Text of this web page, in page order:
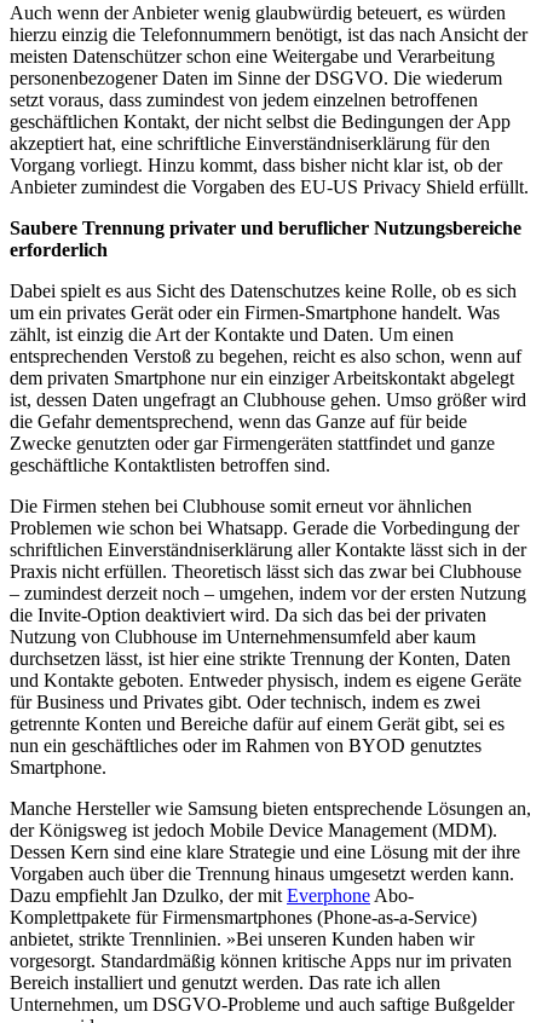
Auch wenn der Anbieter wenig glaubwürdig beteuert, es würden
hierzu einzig die Telefonnummern benötigt, ist das nach Ansicht der
meisten Datenschützer schon eine Weitergabe und Verarbeitung
personenbezogener Daten im Sinne der DSGVO. Die wiederum
setzt voraus, dass zumindest von jedem einzelnen betroffenen
geschäftlichen Kontakt, der nicht selbst die Bedingungen der App
akzeptiert hat, eine schriftliche Einverständniserklärung für den
Vorgang vorliegt. Hinzu kommt, dass bisher nicht klar ist, ob der
Anbieter zumindest die Vorgaben des EU-US Privacy Shield erfüllt.
Saubere Trennung privater und beruflicher Nutzungsbereiche
erforderlich
Dabei spielt es aus Sicht des Datenschutzes keine Rolle, ob es sich
um ein privates Gerät oder ein Firmen-Smartphone handelt. Was
zählt, ist einzig die Art der Kontakte und Daten. Um einen
entsprechenden Verstoß zu begehen, reicht es also schon, wenn auf
dem privaten Smartphone nur ein einziger Arbeitskontakt abgelegt
ist, dessen Daten ungefragt an Clubhouse gehen. Umso größer wird
die Gefahr dementsprechend, wenn das Ganze auf für beide
Zwecke genutzten oder gar Firmengeräten stattfindet und ganze
geschäftliche Kontaktlisten betroffen sind.
Die Firmen stehen bei Clubhouse somit erneut vor ähnlichen
Problemen wie schon bei Whatsapp. Gerade die Vorbedingung der
schriftlichen Einverständniserklärung aller Kontakte lässt sich in der
Praxis nicht erfüllen. Theoretisch lässt sich das zwar bei Clubhouse
– zumindest derzeit noch – umgehen, indem vor der ersten Nutzung
die Invite-Option deaktiviert wird. Da sich das bei der privaten
Nutzung von Clubhouse im Unternehmensumfeld aber kaum
durchsetzen lässt, ist hier eine strikte Trennung der Konten, Daten
und Kontakte geboten. Entweder physisch, indem es eigene Geräte
für Business und Privates gibt. Oder technisch, indem es zwei
getrennte Konten und Bereiche dafür auf einem Gerät gibt, sei es
nun ein geschäftliches oder im Rahmen von BYOD genutztes
Smartphone.
Manche Hersteller wie Samsung bieten entsprechende Lösungen an,
der Königsweg ist jedoch Mobile Device Management (MDM).
Dessen Kern sind eine klare Strategie und eine Lösung mit der ihre
Vorgaben auch über die Trennung hinaus umgesetzt werden kann.
Dazu empfiehlt Jan Dzulko, der mit Everphone Abo-
Komplettpakete für Firmensmartphones (Phone-as-a-Service)
anbietet, strikte Trennlinien. »Bei unseren Kunden haben wir
vorgesorgt. Standardmäßig können kritische Apps nur im privaten
Bereich installiert und genutzt werden. Das rate ich allen
Unternehmen, um DSGVO-Probleme und auch saftige Bußgelder